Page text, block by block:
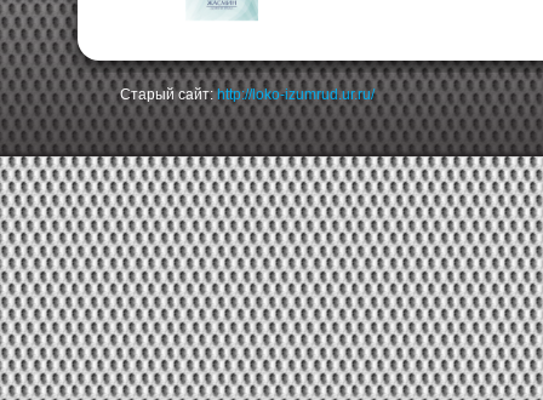
Старый сайт:http://loko-izumrud.ur.ru/